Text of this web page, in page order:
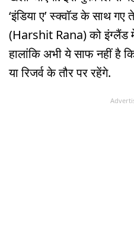
‘इंडिया ए’ स्क्वॉड के साथ गए
(Harshit Rana) को इंग्लैंड
हालांकि अभी ये साफ नहीं है
या रिजर्व के तौर पर रहेंगे.